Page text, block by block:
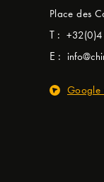
Place des
T :
E :
Google